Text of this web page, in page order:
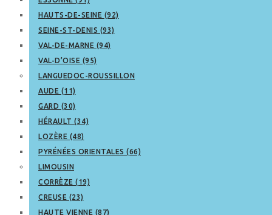
HAUTS-DE-SEINE (92)
SEINE-ST-DENIS (93)
VAL-DE-MARNE (94)
VAL-D’OISE (95)
LANGUEDOC-ROUSSILLON
AUDE (11)
GARD (30)
HÉRAULT (34)
LOZÈRE (48)
PYRÉNÉES ORIENTALES (66)
LIMOUSIN
CORRÈZE (19)
CREUSE (23)
HAUTE VIENNE (87)